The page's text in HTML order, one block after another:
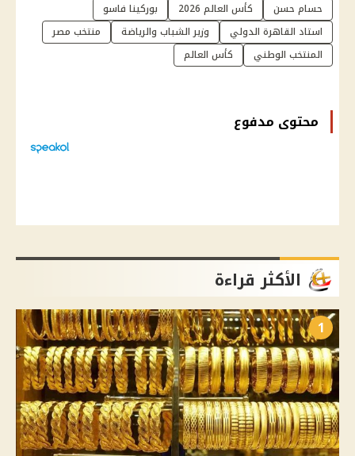
حسام حسن كأس العالم 2026
بوركينا فاسو
استاد القاهرة الدولي
وزير الشباب والرياضة
منتخب مصر
المنتخب الوطني
كأس العالم
محتوى مدفوع
الأكثر قراءة
1